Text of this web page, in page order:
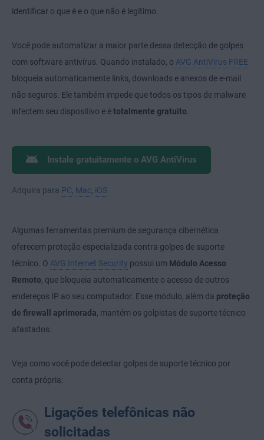
identificar o que é e o que não é legítimo.
Você pode automatizar a maior parte dessa detecção de golpes
com software antivírus. Quando instalado, o AVG AntiVirus FREE
bloqueia automaticamente links, downloads e anexos de e-mail
não seguros. Ele também impede que todos os tipos de malware
infectem seu dispositivo e étotalmente gratuito
Instale gratuitamente o AVG AntiVirus
Adquira para PC Mac iOS
Algumas ferramentas premium de segurança cibernética
oferecem proteção especializada contra golpes de suporte
técnico. O AVG Internet Security possui um Módulo Acesso
Remoto , que bloqueia automaticamente o acesso de outros
endereços IP ao seu computador. Esse módulo, além da proteção
de firewall aprimorada , mantém os golpistas de suporte técnico
afastados.
Veja como você pode detectar golpes de suporte técnico por
conta própria:
Ligações telefônicas não
solicitadas